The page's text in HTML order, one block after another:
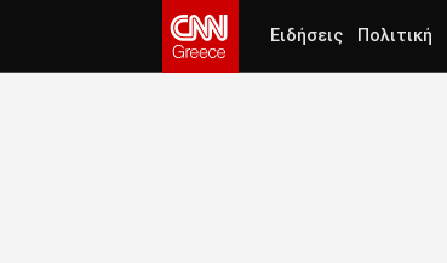
Ειδήσεις Πολιτική